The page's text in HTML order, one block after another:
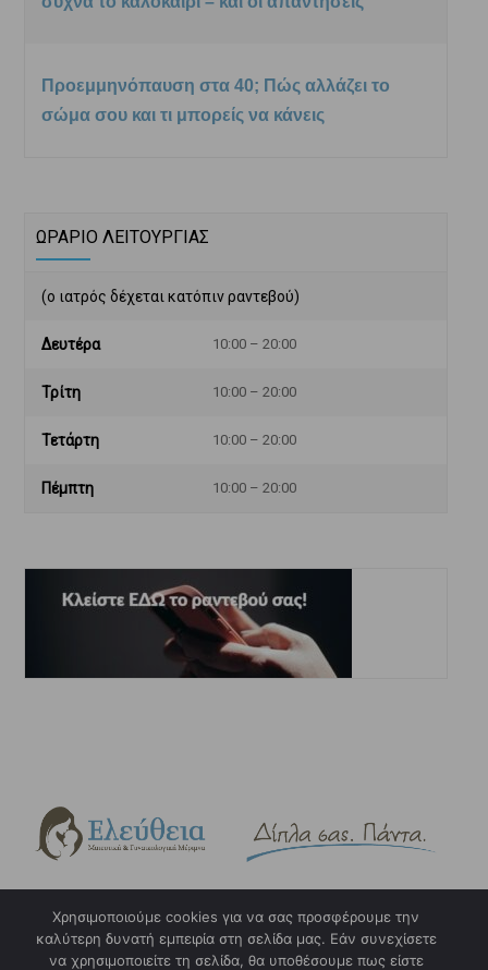
Προεμμηνόπαυση στα 40; Πώς αλλάζει το
σώμα σου και τι μπορείς να κάνεις
ΩΡΑΡΙΟ ΛΕΙΤΟΥΡΓΙΑΣ
(ο ιατρός δέχεται κατόπιν ραντεβού)
Δευτέρα 10:00 – 20:00
Τρίτη 10:00 – 20:00
Τετάρτη 10:00 – 20:00
Πέμπτη 10:00 – 20:00
Copyright © 2023. eleftheia.gr. Design & Hosting by
w3specialists.com
Χρησιμοποιούμε cookies για να σας προσφέρουμε την
καλύτερη δυνατή εμπειρία στη σελίδα μας. Εάν συνεχίσετε
να χρησιμοποιείτε τη σελίδα, θα υποθέσουμε πως είστε